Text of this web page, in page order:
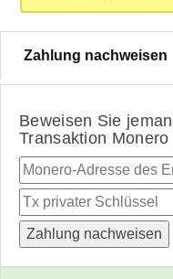
Zahlung nachweisen
Beweisen Sie
Transaktion